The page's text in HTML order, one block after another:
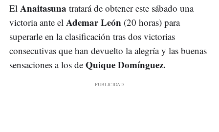
El Anaitasuna tratará de obtener este sábado una
victoria ante el Ademar León (20 horas) para
superarle en la clasificación tras dos victorias
consecutivas que han devuelto la alegría y las buenas
sensaciones a los de Quique Domínguez.